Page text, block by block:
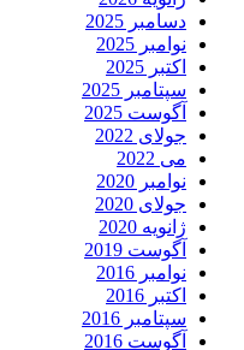
دسامبر 2025
نوامبر 2025
اکتبر 2025
سپتامبر 2025
آگوست 2025
جولای 2022
می 2022
نوامبر 2020
جولای 2020
ژانویه 2020
آگوست 2019
نوامبر 2016
اکتبر 2016
سپتامبر 2016
آگوست 2016